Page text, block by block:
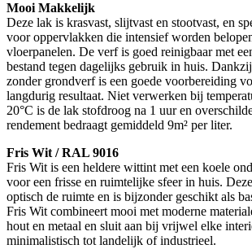
Mooi Makkelijk
Deze lak is krasvast, slijtvast en stootvast, en
voor oppervlakken die intensief worden
vloerpanelen. De verf is goed reinigbaar met
bestand tegen dagelijks gebruik in huis.
zonder grondverf is een goede voorbereiding
langdurig resultaat. Niet verwerken bij
20°C is de lak stofdroog na 1 uur en
rendement bedraagt gemiddeld 9m² per liter.
Fris Wit / RAL 9016
Fris Wit is een heldere wittint met een koele
voor een frisse en ruimtelijke sfeer in huis.
optisch de ruimte en is bijzonder geschikt als
Fris Wit combineert mooi met moderne
hout en metaal en sluit aan bij vrijwel elke
minimalistisch tot landelijk of industrieel.